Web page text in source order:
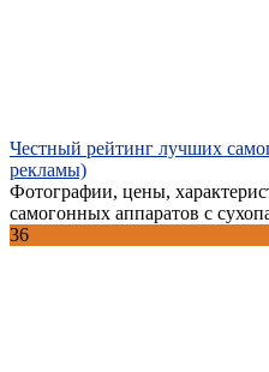
Честный рейтинг лучших
рекламы)
Фотографии, цены,
самогонных аппаратов с
36